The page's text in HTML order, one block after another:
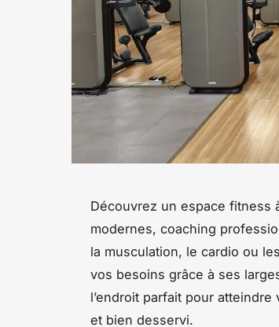
Découvrez un espace fitness
modernes, coaching
la musculation, le cardio ou
vos besoins grâce à ses
l’endroit parfait pour
et bien desservi.